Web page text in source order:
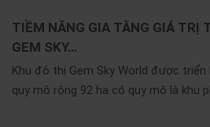
TIỀM NĂNG GIA TĂNG GIÁ TRỊ
GEM SKY…
Khu đô thị Gem Sky World được triển
quy mô rộng 92 ha có quy mô là khu